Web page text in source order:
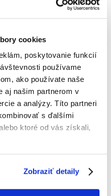
cookies
poskytovanie funkcií
používame
ako používate naše
aj našim partnerom v
a analýzy. Títo partneri
s ďalšími
ktoré od vás získali,
Zobraziť detaily
a